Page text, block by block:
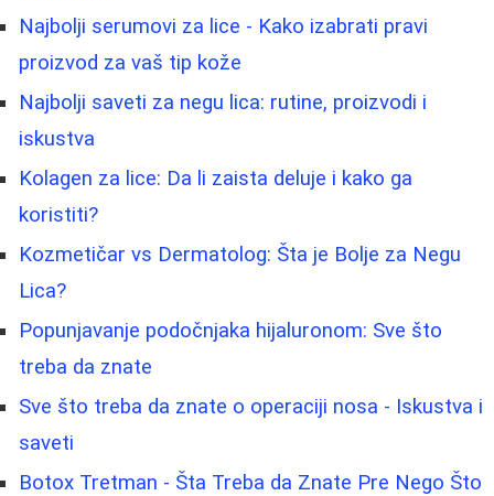
Najbolji serumovi za lice - Kako izabrati pravi
proizvod za vaš tip kože
Najbolji saveti za negu lica: rutine, proizvodi i
iskustva
Kolagen za lice: Da li zaista deluje i kako ga
koristiti?
Kozmetičar vs Dermatolog: Šta je Bolje za Negu
Lica?
Popunjavanje podočnjaka hijaluronom: Sve što
treba da znate
Sve što treba da znate o operaciji nosa - Iskustva i
saveti
Botox Tretman - Šta Treba da Znate Pre Nego Što